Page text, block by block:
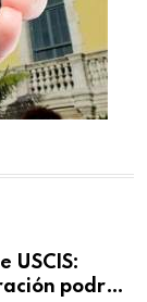
USCIS:
podrán